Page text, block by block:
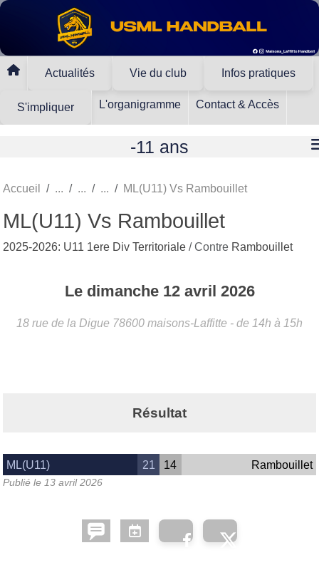
Actualités Vie du club Infos pratiques
S'impliquer L'organigramme Contact & Accès
-11 ans
Accueil ML(U11) Vs Rambouillet
ML(U11) Vs Rambouillet
2025-2026: U11 1ere Div Territoriale / Contre Rambouillet
Le dimanche 12 avril 2026
18 rue de la Digue 78600 maisons-Laffitte - de 14h à 15h
Résultat
ML(U11) 21 14 Rambouillet
Publié le 13 avril 2026
Panneau de gestion des cookies